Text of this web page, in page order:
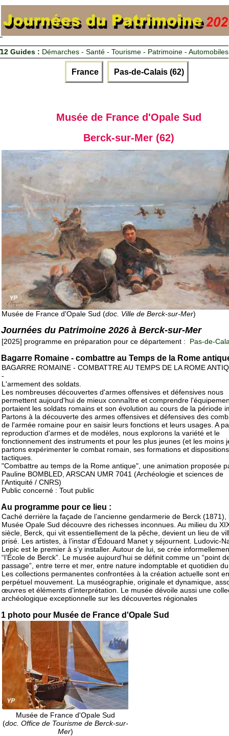
12 Guides : Démarches - Santé - Tourisme - Patrimoine - Automobiles
France Pas-de-Calais (62)
Musée de France d'Opale Sud
Berck-sur-Mer (62)
Musée de France d'Opale Sud (doc. Ville de Berck-sur-Mer)
Journées du Patrimoine 2026 à Berck-sur-Mer
[2025] programme en préparation pour ce département : Pas-de-
Bagarre Romaine - combattre au Temps de la Rome
BAGARRE ROMAINE - COMBATTRE AU TEMPS DE LA ROME
-
L'armement des soldats.
Les nombreuses découvertes d'armes offensives et défensives nous
permettent aujourd'hui de mieux connaître et comprendre
portaient les soldats romains et son évolution au cours de la période
Partons à la découverte des armes offensives et défensives des
de l'armée romaine pour en saisir leurs fonctions et leurs usages. A
reproduction d'armes et de modèles, nous explorons la variété et le
fonctionnement des instruments et pour les plus jeunes (et les moins
partons expérimenter le combat romain, ses formations et dispositions
tactiques.
"Combattre au temps de la Rome antique", une animation proposée
Pauline BOMBLED, ARSCAN UMR 7041 (Archéologie et sciences de
l'Antiquité / CNRS)
Public concerné : Tout public
Au programme pour ce lieu :
Caché derrière la façade de l’ancienne gendarmerie de Berck (1871),
Musée Opale Sud découvre des richesses inconnues. Au milieu du
siècle, Berck, qui vit essentiellement de la pêche, devient un lieu de
prisé. Les artistes, à l’instar d’Édouard Manet y séjournent. Ludovic-
Lepic est le premier à s’y installer. Autour de lui, se crée
“l’École de Berck”. Le musée aujourd’hui se définit comme un “point
passage”, entre terre et mer, entre nature indomptable et quotidien
Les collections permanentes confrontées à la création actuelle sont en
perpétuel mouvement. La muséographie, originale et dynamique,
œuvres et éléments d’interprétation. Le musée dévoile aussi une
archéologique exceptionnelle sur les découvertes régionales
1 photo pour Musée de France d'Opale Sud
Musée de France d'Opale Sud
(doc. Office de Tourisme de Berck-sur-
Mer)